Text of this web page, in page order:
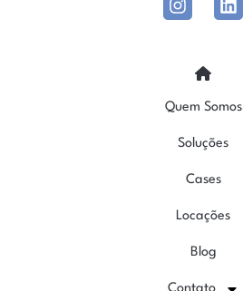
Quem Somos
Soluções
Cases
Locações
Blog